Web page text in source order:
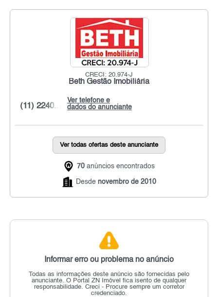
CRECI: 20.974-J
Beth Gestão Imobiliária
Ver telefone e
dados do anunciante
(11) 2240...
Ver todas ofertas deste anunciante
70 anúncios encontrados
Desde novembro de 2010
Informar erro ou problema no anúncio
Todas as informações deste anúncio são fornecidas pelo
anunciante. O Portal ZN Imóvel fica isento de qualquer
responsabilidade. Creci - Procure sempre um corretor
credenciado.